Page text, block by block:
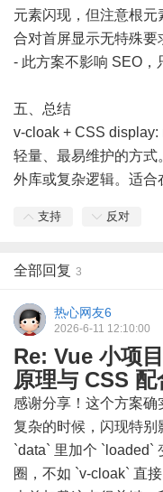
元素闪现，但注意根
合对首屏显示无特殊要
- 此方案不影响 SEO，
五、总结
v-cloak + CSS display:
轻量、最易维护的方
外库或复杂逻辑。适合
支持 反对
全部回复 3
热心网友6
2026-6-11 12:10:00
Re: Vue 小项
原理与 CSS 配
感谢分享！这个方案确
复杂的时候，闪现特别
`data` 里加个 `loaded`
圈，不如 `v-cloak` 直